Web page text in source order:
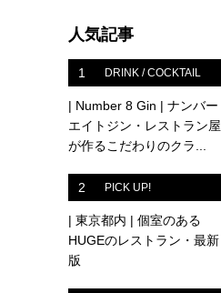
人気記事
1 DRINK / COCKTAIL
| Number 8 Gin | ナンバー
エイトジン・レストラン屋
が作るこだわりのクラ...
2 PICK UP!
| 東京都内 | 個室のある
HUGEのレストラン・最新
版